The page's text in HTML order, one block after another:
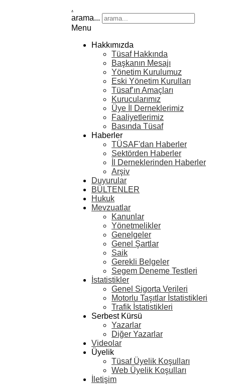
.
arama...
Menu
Hakkımızda
Tüsaf Hakkında
Başkanın Mesajı
Yönetim Kurulumuz
Eski Yönetim Kurulları
Tüsaf’ın Amaçları
Kurucularımız
Üye İl Derneklerimiz
Faaliyetlerimiz
Basında Tüsaf
Haberler
TÜSAF'dan Haberler
Sektörden Haberler
İl Derneklerinden Haberler
Arşiv
Duyurular
BÜLTENLER
Hukuk
Mevzuatlar
Kanunlar
Yönetmelikler
Genelgeler
Genel Şartlar
Saik
Gerekli Belgeler
Segem Deneme Testleri
İstatistikler
Genel Sigorta Verileri
Motorlu Taşıtlar İstatistikleri
Trafik İstatistikleri
Serbest Kürsü
Yazarlar
Diğer Yazarlar
Videolar
Üyelik
Tüsaf Üyelik Koşulları
Web Üyelik Koşulları
İletişim